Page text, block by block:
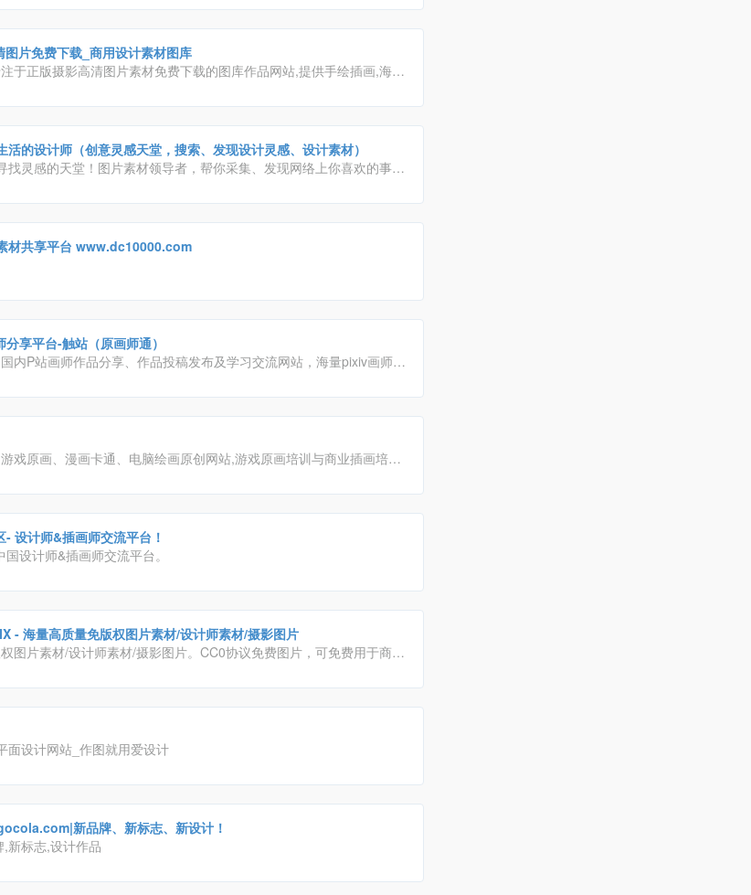
下载高品质正版素材就到包图网。
图片免费下载_商用设计素材图库
于正版摄影高清图片素材免费下载的图库作品网站,提供手绘插画,海
师5000+入驻并进行交流成长，百万图片量和设计师在这里找到满意的
感!
活的设计师（创意灵感天堂，搜索、发现设计灵感、设计素材）
找灵感的天堂！图片素材领导者，帮你采集、发现网络上你喜欢的事
材共享平台 www.dc10000.com
享平台-触站（原画师通）
内P站画师作品分享、作品投稿发布及学习交流网站，海量pixiv画师作
品，找画师就上触站！
戏原画、漫画卡通、电脑绘画原创网站,游戏原画培训与商业插画培训
设计师&插画师交流平台！
设计师&插画师交流平台。
- 海量高质量免版权图片素材/设计师素材/摄影图片
图片素材/设计师素材/摄影图片。CC0协议免费图片，可免费用于商业
考。
面设计网站_作图就用爱设计
新品牌、新标志、新设计！
新标志,设计作品